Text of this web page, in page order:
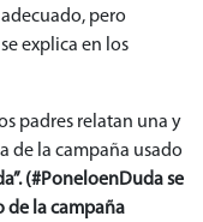
pero
explica en los
padres relatan una y
de la campaña usado
(#PoneloenDuda se
de la campaña